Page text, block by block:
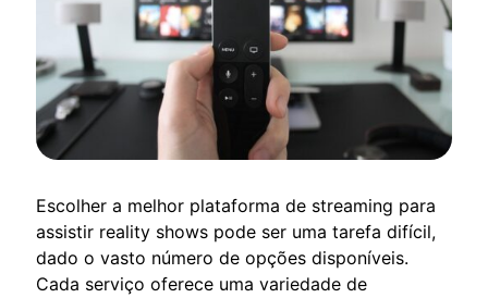
Escolher a melhor plataforma de streaming para
assistir reality shows pode ser uma tarefa difícil,
dado o vasto número de opções disponíveis.
Cada serviço oferece uma variedade de